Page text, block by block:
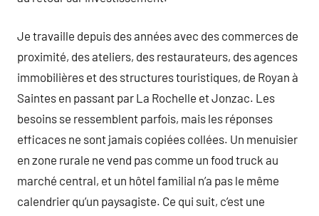
Je travaille depuis des années avec des commerces de
proximité, des ateliers, des restaurateurs, des agences
immobilières et des structures touristiques, de Royan à
Saintes en passant par La Rochelle et Jonzac. Les
besoins se ressemblent parfois, mais les réponses
efficaces ne sont jamais copiées collées. Un menuisier
en zone rurale ne vend pas comme un food truck au
marché central, et un hôtel familial n’a pas le même
calendrier qu’un paysagiste. Ce qui suit, c’est une